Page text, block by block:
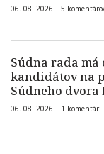
06. 08. 2026 | 5
Súdna rada má
kandidátov na
Súdneho dvora
06. 08. 2026 | 1 komentár